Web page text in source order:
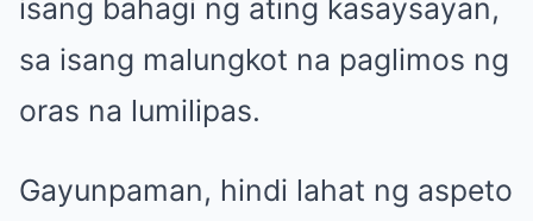
isang bahagi ng ating kasaysayan,
sa isang malungkot na paglimos ng
oras na lumilipas.
Gayunpaman, hindi lahat ng aspeto